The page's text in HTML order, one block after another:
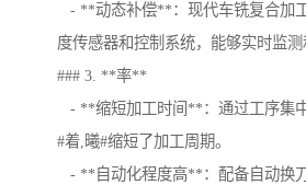
- **动态补偿**：现代车铣复合加
度传感器和控制系统，能够实时监测
### 3. **率**
- **缩短加工时间**：通过工序集
#着,曦#缩短了加工周期。
- **自动化程度高**：配备自动换